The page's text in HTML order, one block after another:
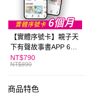
相關說明
【大哥付你分期使用說明】
1.本服務由台灣大哥大提供
2.付款方式選擇「大哥付你
流程，驗證手機門號後，選
成交易。
3.實際核准額度、可分期數
法說明評估內容。
AFTEE先享後付
相關說明
【關於「AFTEE先享後付」】
AFTEE先享後付是「在收到
便利好安心！
２．便利：只要手機號碼，
３．安心：先確認商品／服
ATM付款
【實體序號卡】親子天
下有聲故事書APP 6個
月
NT$790
NT$890
商品特色